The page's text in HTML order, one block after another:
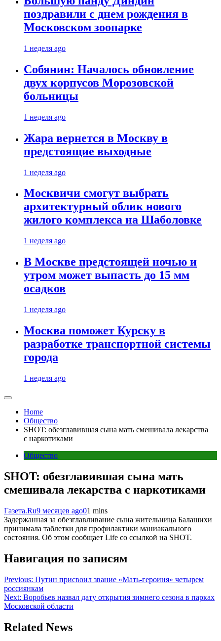
поздравили с днем рождения в
Московском зоопарке
1 неделя ago
Собянин: Началось обновление
двух корпусов Морозовской
больницы
1 неделя ago
Жара вернется в Москву в
предстоящие выходные
1 неделя ago
Москвичи смогут выбрать
архитектурный облик нового
жилого комплекса на Шаболовке
1 неделя ago
В Москве предстоящей ночью и
утром может выпасть до 15 мм
осадков
1 неделя ago
Москва поможет Курску в
разработке транспортной системы
города
1 неделя ago
Home
Общество
SHOT: обезглавившая сына мать смешивала лекарства
с наркотиками
Общество
SHOT: обезглавившая сына мать
смешивала лекарства с наркотиками
Газета.Ru9 месяцев ago01 mins
Задержанная за обезглавливание сына жительница Балашихи
принимала таблетки для профилактики маниакального
состояния. Об этом сообщает Life со ссылкой на SHOT.
Навигация по записям
Previous: Путин присвоил звание «Мать-героиня» четырем
россиянкам
Next: Воробьев назвал дату открытия зимнего сезона в парках
Московской области
Related News